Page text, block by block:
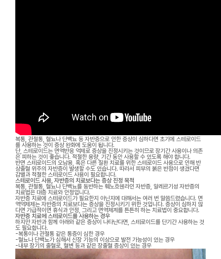
복통, 관절통, 혈뇨나 단백뇨 등 자반증으로 인한 증상이 심하다면 초기에 스테로이드
를 사용하는 것이 증상 완화에 도움이 됩니다.
단, 스테로이드는 면역반응 억제로 증상을 진정시키는 것이므로 장기간 사용이나 의존
은 피하는 것이 좋습니다. 적절한 용량, 기간 동안 사용할 수 있도록 해야 합니다.
반면 스테로이드의 오남용, 혹은 다른 질환 치료를 위한 스테로이드 사용으로 인해 반
상출혈 위주의 자반증이 발생할 수도 있습니다. 따라서 피부의 붉은 반점이 생겼다면
감별과 적절한 스테로이드 사용이 필요합니다.
스테로이드 사용, 자반증의 치료보다는 증상 진정 목적
복통, 관절통, 혈뇨나 단백뇨를 동반하는 훼노흐쉔라인 자반증, 알레르기성 자반증의
치료법은 대증 치료와 안정입니다.
자반증 치료에 스테로이드가 필요한지 아닌지에 대해서는 여러 번 말씀드렸습니다. 면
역억제제는 자반증의 치료보다는 증상을 진정시키기 위한 것입니다. 증상이 심하지 않
다면 가급적이면 휴식과 안정, 그리고 면역체계를 튼튼히 하는 치료법이 중요합니다.
자반증 치료에 스테로이드를 사용하는 경우
하지만 자반과 함께 아래와 같은 증상이 나타난다면, 스테로이드를 단기간 사용하는 것
도 필요합니다.
-복통이나 관절통 같은 통증이 심한 경우
-혈뇨나 단백뇨가 심해서 신장 기능의 이상으로 발전 가능성이 있는 경우
-내부 장기의 출혈로, 혈변 등과 같은 장출혈 증상이 있는 경우